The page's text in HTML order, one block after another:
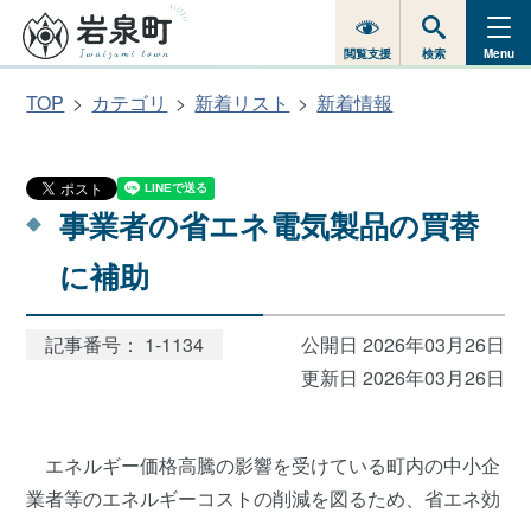
閲覧支援 検索 Menu
TOP カテゴリ 新着リスト 新着情報
事業者の省エネ電気製品の買替
に補助
記事番号： 1-1134
公開日 2026年03月26日
更新日 2026年03月26日
エネルギー価格高騰の影響を受けている町内の中小企
業者等のエネルギーコストの削減を図るため、省エネ効